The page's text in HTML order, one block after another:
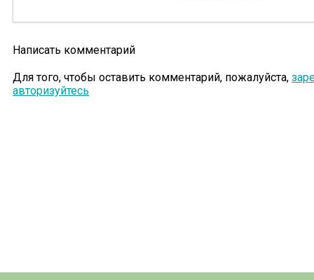
Написать комментарий
Для того, чтобы оставить комментарий, пожалуйста,
авторизуйтесь